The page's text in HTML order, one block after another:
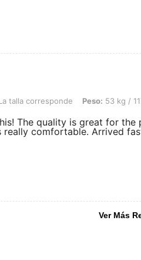
corresponde, Peso: 53 kg / 117 lbs,
talla corresponde Peso: 53 kg /
The quality is great for
really comfortable. Arrived
Ver Más